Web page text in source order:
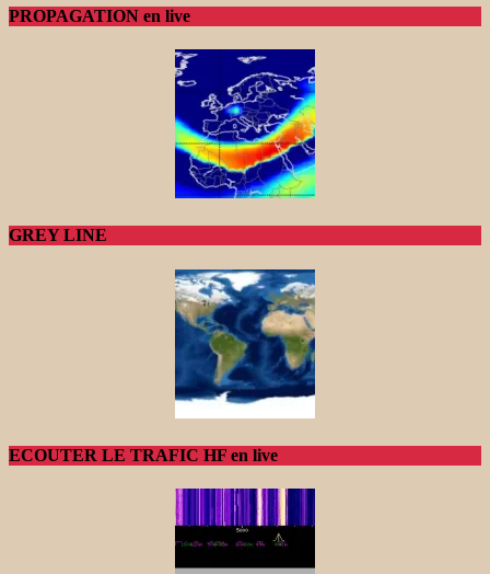
PROPAGATION en live
GREY LINE
ECOUTER LE TRAFIC HF en live